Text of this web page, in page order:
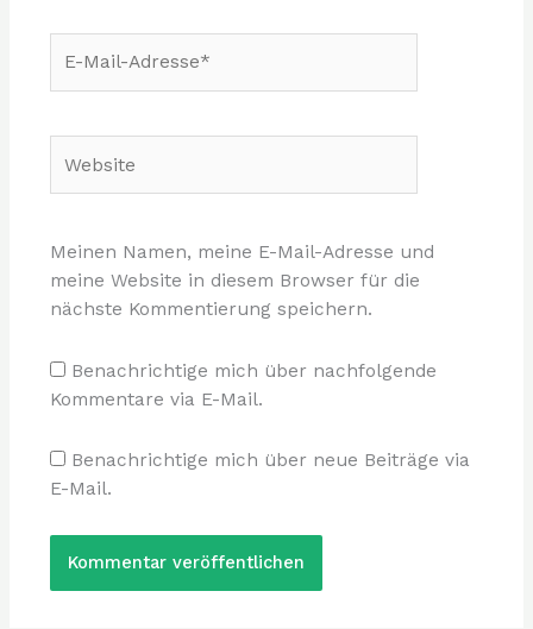
Mail-
Meinen Namen, meine E-Mail-Adresse und
meine Website in diesem Browser für die
nächste Kommentierung speichern.
Benachrichtige mich über nachfolgende
Kommentare via E-Mail.
Benachrichtige mich über neue Beiträge via
E-Mail.